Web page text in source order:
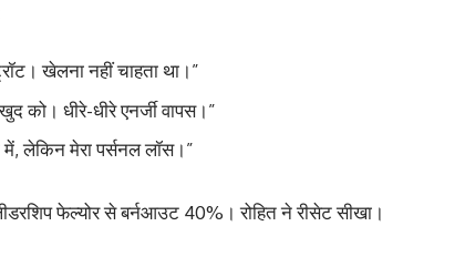
खेलना नहीं चाहता था।”
खुद को। धीरे-धीरे एनर्जी वापस।”
लेकिन मेरा पर्सनल लॉस।”
फेल्योर से बर्नआउट 40%। रोहित ने रीसेट सीखा।